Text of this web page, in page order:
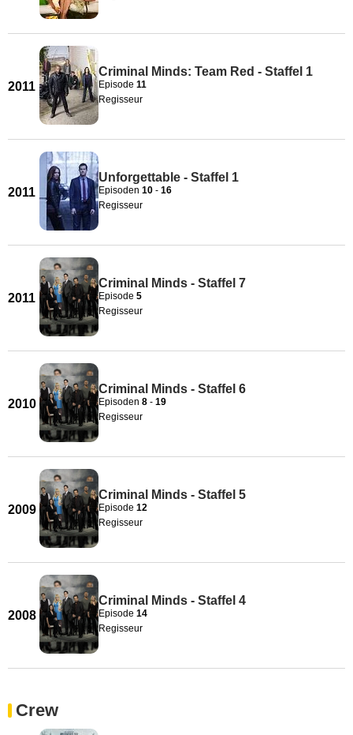
2011
Criminal Minds: Team Red - Staffel 1
Episode 11
Regisseur
2011
Unforgettable - Staffel 1
Episoden 10 - 16
Regisseur
2011
Criminal Minds - Staffel 7
Episode 5
Regisseur
2010
Criminal Minds - Staffel 6
Episoden 8 - 19
Regisseur
2009
Criminal Minds - Staffel 5
Episode 12
Regisseur
2008
Criminal Minds - Staffel 4
Episode 14
Regisseur
Crew